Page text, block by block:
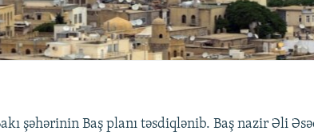
şəhərinin Baş planı təsdiqlənib. Baş nazir Əli